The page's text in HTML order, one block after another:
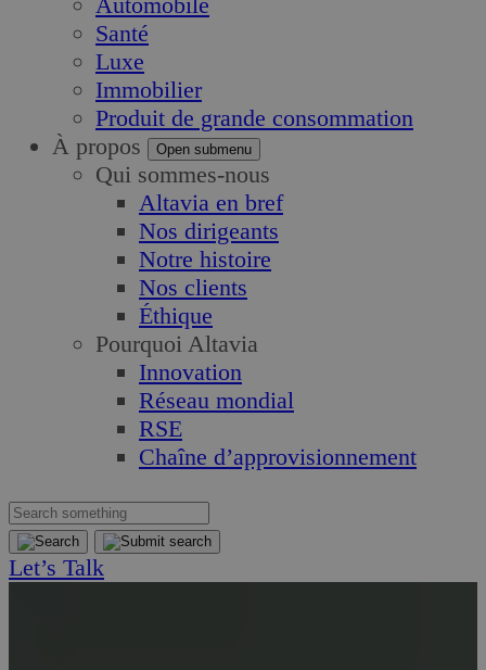
Santé
Luxe
Immobilier
Produit de grande consommation
À propos
Open submenu
Qui sommes-nous
Altavia en bref
Nos dirigeants
Notre histoire
Nos clients
Éthique
Pourquoi Altavia
Innovation
Réseau mondial
RSE
Chaîne d’approvisionnement
Let’s Talk